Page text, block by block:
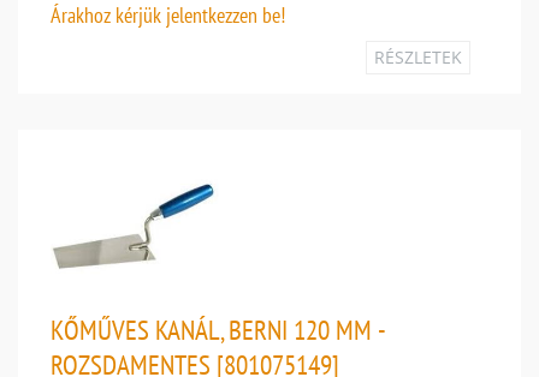
Árakhoz kérjük jelentkezzen be!
RÉSZLETEK
KŐMŰVES KANÁL, BERNI 120 MM -
ROZSDAMENTES [801075149]